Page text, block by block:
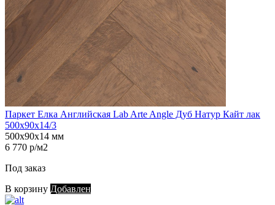
Паркет Елка Английская Lab Arte Angle Дуб Натур Кайт лак
500х90х14/3
500х90х14 мм
6 770 р/м2
Под заказ
В корзину Добавлен